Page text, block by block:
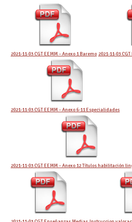
2021-11-03 CGT EEMM – Anexo 1 Baremo 2021-11-03
2021-11-03 CGT EEMM – Anexo 6-11 Especialidades
2021-11-03 CGT EEMM – Anexo 12 Títulos habilitación